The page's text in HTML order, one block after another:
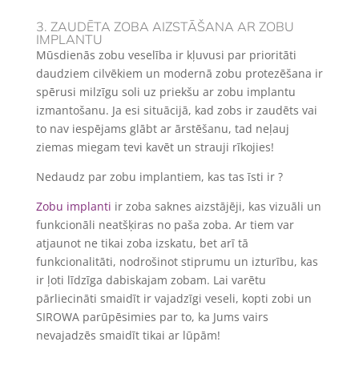
3. ZAUDĒTA ZOBA AIZSTĀŠANA AR ZOBU
IMPLANTU
Mūsdienās zobu veselība ir kļuvusi par prioritāti
daudziem cilvēkiem un modernā zobu protezēšana ir
spērusi milzīgu soli uz priekšu ar zobu implantu
izmantošanu. Ja esi situācijā, kad zobs ir zaudēts vai
to nav iespējams glābt ar ārstēšanu, tad neļauj
ziemas miegam tevi kavēt un strauji rīkojies!
Nedaudz par zobu implantiem, kas tas īsti ir ?
Zobu implanti ir zoba saknes aizstājēji, kas vizuāli un
funkcionāli neatšķiras no paša zoba. Ar tiem var
atjaunot ne tikai zoba izskatu, bet arī tā
funkcionalitāti, nodrošinot stiprumu un izturību, kas
ir ļoti līdzīga dabiskajam zobam. Lai varētu
pārliecināti smaidīt ir vajadzīgi veseli, kopti zobi un
SIROWA parūpēsimies par to, ka Jums vairs
nevajadzēs smaidīt tikai ar lūpām!